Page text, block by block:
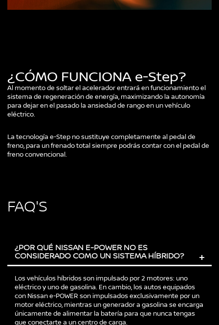
¿CÓMO FUNCIONA e-Step?
Al momento de soltar el acelerador entrará en funcionamiento el
sistema de regeneración de energía, maximizando la autonomía
para dejar en el pasado la ansiedad de rango en un vehículo
eléctrico.
La tecnología e-Step no sustituye completamente al pedal de
freno, para un frenado total siempre podrás contar con el pedal de
freno convencional.
FAQ'S
¿POR QUÉ NISSAN E-POWER NO ES
CONSIDERADO COMO UN SISTEMA HÍBRIDO? +
Los vehículos híbridos son impulsado por 2 motores: uno
eléctrico y uno de gasolina. En cambio, los autos equipados
con Nissan e-POWER son impulsados exclusivamente por un
motor eléctrico, mientras un generador a gasolina se encarga
únicamente de alimentar la batería para que nunca tengas
que conectarte a un centro de carga.